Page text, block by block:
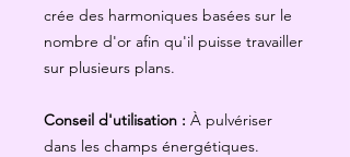
crée des harmoniques basées sur le
nombre d'or afin qu'il puisse travailler
sur plusieurs plans.
Conseil d'utilisation : À pulvériser
dans les champs énergétiques.